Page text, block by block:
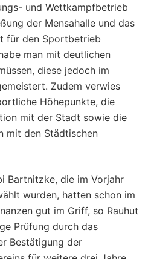
und Wettkampfbetrieb
der Mensahalle und das
für den Sportbetrieb
man mit deutlichen
diese jedoch im
Zudem verwies
Höhepunkte, die
mit der Stadt sowie die
mit den Städtischen
Bartnitzke, die im Vorjahr
wurden, hatten schon im
gut im Griff, so Rauhut
Prüfung durch das
Bestätigung der